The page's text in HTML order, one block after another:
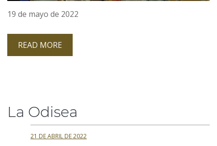
19 de mayo de 2022
READ MORE
La Odisea
21 DE ABRIL DE 2022